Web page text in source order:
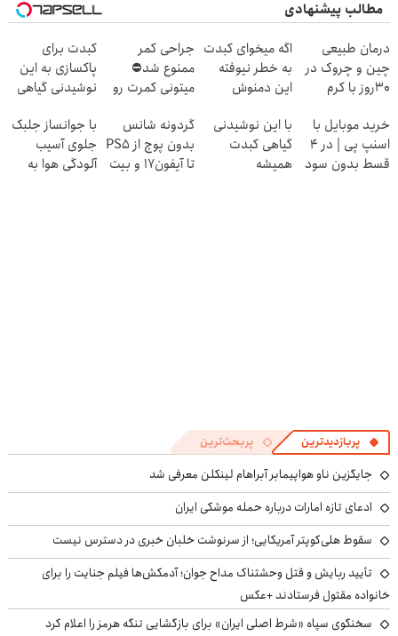
مطالب پیشنهادی
درمان طبیعی
چین و چروک در
30روز با کرم
آلمانی(45%تخفیف)
اگه میخوای کبدت
به خطر نیوفته
این دمنوش
فراموش نکن
جراحی کمر
ممنوع شد⛔
میتونی کمرت رو
کنی! 👈🏻
پرسش‌نامه
کبدت برای
پاکسازی به این
نوشیدنی گیاهی
خرید موبایل با
اسنپ پی | در ۴
قسط بدون سود
با این نوشیدنی
گیاهی کبدت
همیشه
گردونه شانس
بدون پوچ از PS5
تا آیفون17 و بیت
با جوانساز جلبک
جلوی آسیب
آلودگی هوا به
پربازدیدترین پربحث‌ترین
جایگزین ناو هواپیمابر آبراهام لینکلن معرفی شد
ادعای تازه امارات درباره حمله موشکی ایران
سقوط هلی‌کوپتر آمریکایی؛ از سرنوشت خلبان خبری در دسترس نیست
تأیید ربایش و قتل وحشتناک مداح جوان؛ آدمکش‌ها فیلم جنایت را برای
خانواده مقتول فرستادند +عکس
سخنگوی سپاه «شرط اصلی ایران» برای بازگشایی تنگه هرمز را اعلام کرد